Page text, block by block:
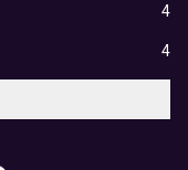
4
4